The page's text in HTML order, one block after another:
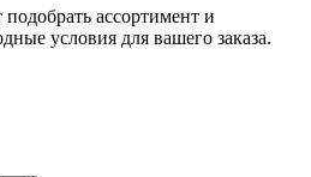
ассортимент и
условия для вашего заказа.